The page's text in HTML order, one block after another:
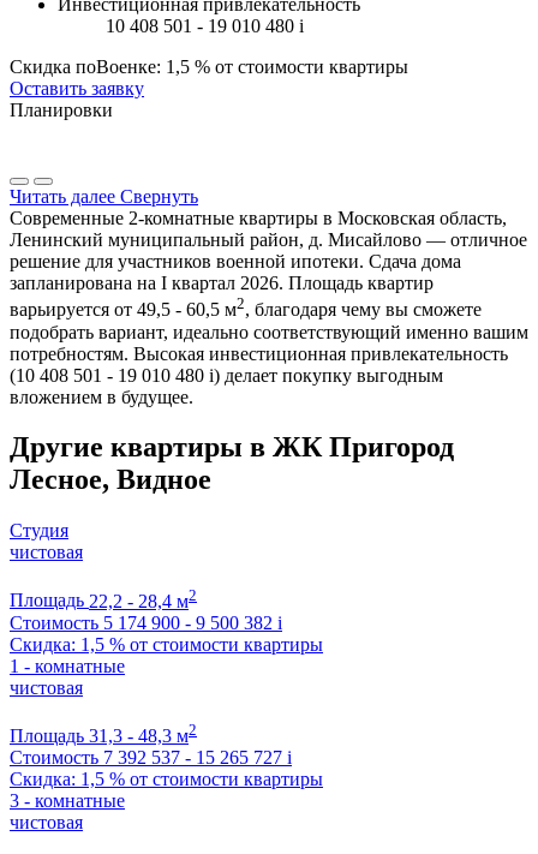
Инвестиционная привлекательность
10 408 501 - 19 010 480 i
Скидка поВоенке: 1,5 % от стоимости квартиры
Оставить заявку
Планировки
Читать далее Свернуть
Современные 2-комнатные квартиры в Московская область,
Ленинский муниципальный район, д. Мисайлово — отличное
решение для участников военной ипотеки. Сдача дома
запланирована на I квартал 2026. Площадь квартир
варьируется от 49,5 - 60,5 м2, благодаря чему вы сможете
подобрать вариант, идеально соответствующий именно вашим
потребностям. Высокая инвестиционная привлекательность
(10 408 501 - 19 010 480 i) делает покупку выгодным
вложением в будущее.
Другие квартиры в ЖК Пригород
Лесное, Видное
Студия
чистовая
Площадь 22,2 - 28,4 м2
Стоимость 5 174 900 - 9 500 382 i
Скидка: 1,5 % от стоимости квартиры
1 - комнатные
чистовая
Площадь 31,3 - 48,3 м2
Стоимость 7 392 537 - 15 265 727 i
Скидка: 1,5 % от стоимости квартиры
3 - комнатные
чистовая